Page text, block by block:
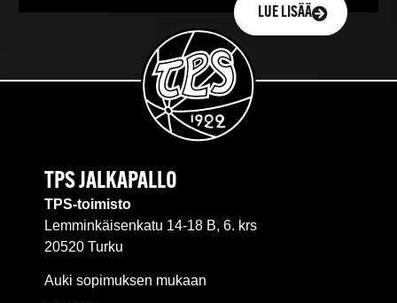
LUE LISÄÄ
TPS JALKAPALLO
TPS-toimisto
Lemminkäisenkatu 14-18 B, 6. krs
20520 Turku
Auki sopimuksen mukaan